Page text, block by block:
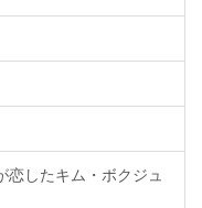
恋したキム・ボクジュ